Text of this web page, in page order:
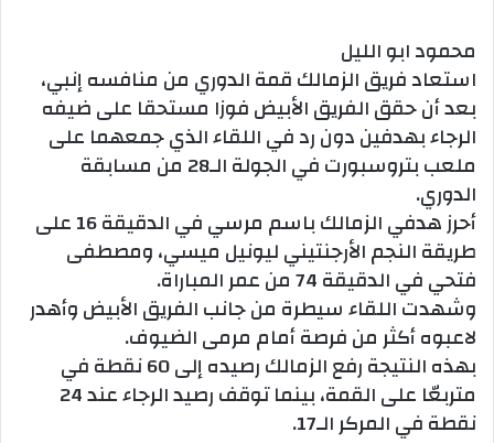
محمود ابو الليل
استعاد فريق الزمالك قمة الدوري من منافسه إنبي،
بعد أن حقق الفريق الأبيض فوزا مستحقا على ضيفه
الرجاء بهدفين دون رد في اللقاء الذي جمعهما على
ملعب بتروسبورت في الجولة الـ28 من مسابقة
الدوري.
أحرز هدفي الزمالك باسم مرسي في الدقيقة 16 على
طريقة النجم الأرجنتيني ليونيل ميسي، ومصطفى
فتحي في الدقيقة 74 من عمر المباراة.
وشهدت اللقاء سيطرة من جانب الفريق الأبيض وأهدر
لاعبوه أكثر من فرصة أمام مرمى الضيوف.
بهذه النتيجة رفع الزمالك رصيده إلى 60 نقطة في
متربعّا على القمة، بينما توقف رصيد الرجاء عند 24
نقطة في المركر الـ17.